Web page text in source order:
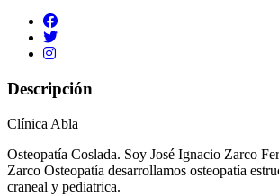
Descripción
Clínica Abla
Osteopatía Coslada. Soy José Ignacio Zarco
Zarco Osteopatía desarrollamos osteopatía
craneal y pediatrica.